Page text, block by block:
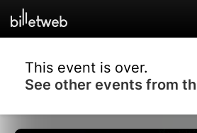
This event is over.
See other events from